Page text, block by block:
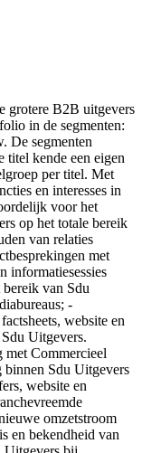
grotere B2B uitgevers
in de segmenten:
De segmenten
titel kende een eigen
per titel. Met
en interesses in
voor het
op het totale bereik
van relaties
met
informatiesessies
van Sdu
-
website en
Uitgevers.
Commercieel
binnen Sdu Uitgevers
website en
omzetstroom
en bekendheid van